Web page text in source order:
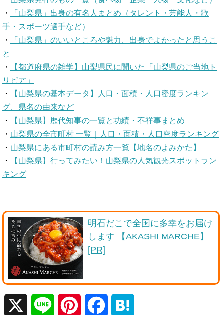
・
「山梨県」出身の有名人まとめ（タレント・芸能人・歌
手・スポーツ選手など）
・
「山梨県」のいいところや魅力、出身でよかったと思うこ
と
・
【都道府県の雑学】山梨県民に聞いた「山梨県のご当地ト
リビア」
・
【山梨県の基本データ】人口・面積・人口密度ランキン
グ、県名の由来など
・
【山梨県】歴代知事の一覧と功績・不祥事まとめ
・ 山梨県の全市町村 一覧｜人口・面積・人口密度ランキング
・ 山梨県にある市町村の読み方一覧【地名のよみかた】
・
【山梨県】行ってみたい！山梨県の人気観光スポットラン
キング
明石だこで全国に多幸をお届け
します 【AKASHI MARCHE】
[PR]